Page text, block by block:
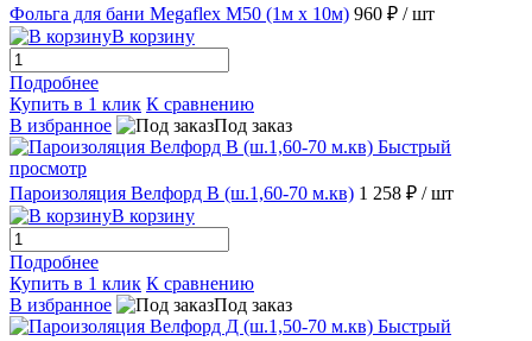
Фольга для бани Megaflex М50 (1м х 10м) 960 ₽ / шт
В корзину
Подробнее
Купить в 1 клик К сравнению
В избранное
Под заказ
Быстрый
просмотр
Пароизоляция Велфорд В (ш.1,60-70 м.кв) 1 258 ₽ / шт
В корзину
Подробнее
Купить в 1 клик К сравнению
В избранное
Под заказ
Быстрый